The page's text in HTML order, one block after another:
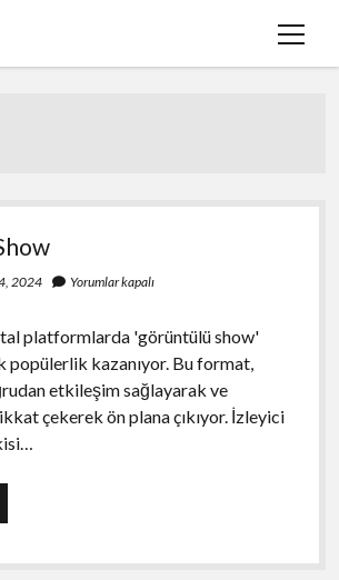
menüyü
Şifresiz
2024 Yorumlar kapalı
platformlarda 'görüntülü show'
popülerlik kazanıyor. Bu format,
etkileşim sağlayarak ve
çekerek ön plana çıkıyor. İzleyici